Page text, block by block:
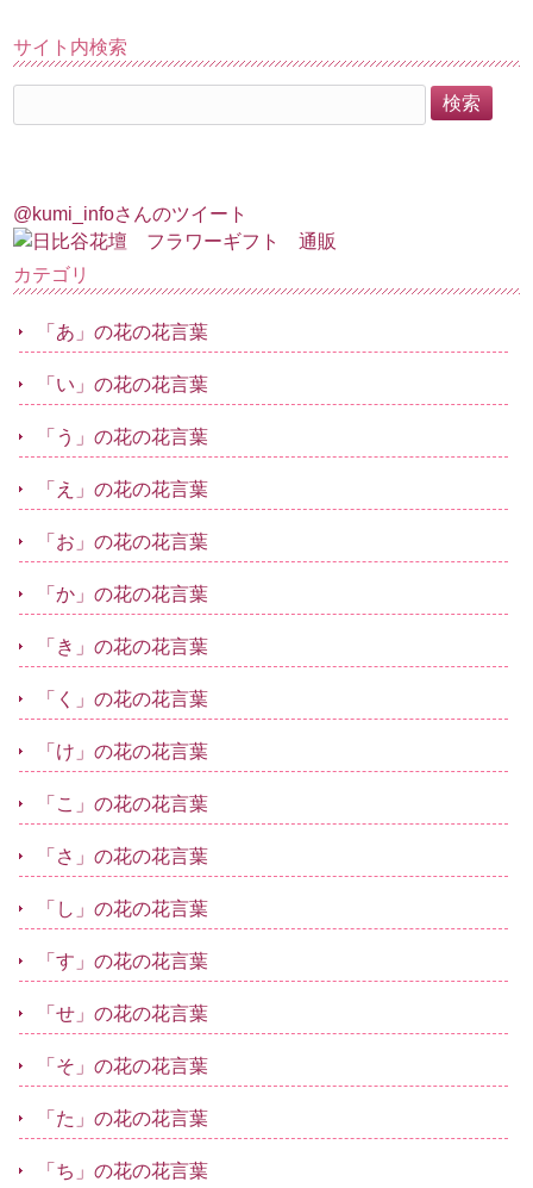
サイト内検索
@kumi_infoさんのツイート
カテゴリ
「あ」の花の花言葉
「い」の花の花言葉
「う」の花の花言葉
「え」の花の花言葉
「お」の花の花言葉
「か」の花の花言葉
「き」の花の花言葉
「く」の花の花言葉
「け」の花の花言葉
「こ」の花の花言葉
「さ」の花の花言葉
「し」の花の花言葉
「す」の花の花言葉
「せ」の花の花言葉
「そ」の花の花言葉
「た」の花の花言葉
「ち」の花の花言葉